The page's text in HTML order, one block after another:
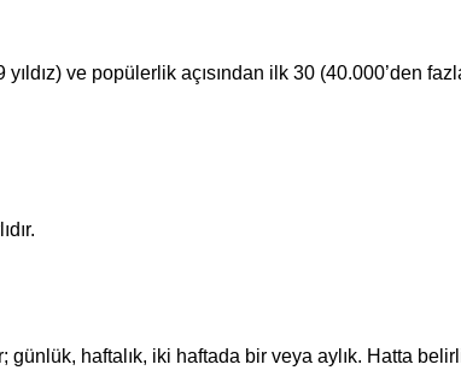
ve popülerlik açısından ilk 30 (40.000’den
haftalık, iki haftada bir veya aylık. Hatta